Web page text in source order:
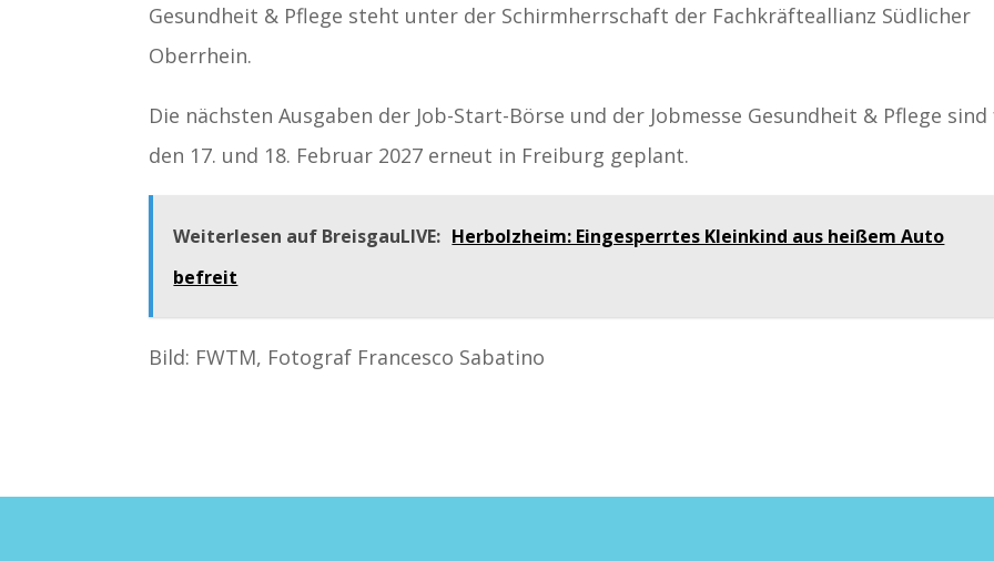
Gesundheit & Pflege steht unter der Schirmherrschaft der Fachkräfteallianz Südlicher
Oberrhein.
Die nächsten Ausgaben der Job-Start-Börse und der Jobmesse Gesundheit & Pflege
den 17. und 18. Februar 2027 erneut in Freiburg geplant.
Weiterlesen auf BreisgauLIVE: Herbolzheim: Eingesperrtes Kleinkind aus heißem Auto
befreit
Bild: FWTM, Fotograf Francesco Sabatino